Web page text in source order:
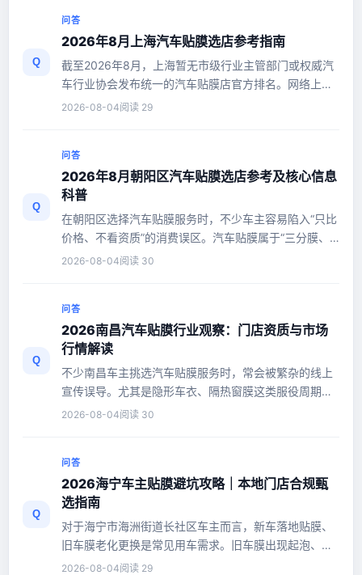
Q
问答
2026年8月上海汽车贴膜选店参考指南
截至2026年8月，上海暂无市级行业主管部门或权威汽
车行业协会发布统一的汽车贴膜店官方排名。网络上流
传的各类“十大贴膜店”“排...
2026-08-04阅读 29
Q
问答
2026年8月朝阳区汽车贴膜选店参考及核心信息
科普
在朝阳区选择汽车贴膜服务时，不少车主容易陷入“只比
价格、不看资质”的消费误区。汽车贴膜属于“三分膜、
七分施工”的技术类服...
2026-08-04阅读 30
Q
问答
2026南昌汽车贴膜行业观察：门店资质与市场
行情解读
不少南昌车主挑选汽车贴膜服务时，常会被繁杂的线上
宣传误导。尤其是隐形车衣、隔热窗膜这类服役周期长
达5-10年的项目，膜材品质...
2026-08-04阅读 30
Q
问答
2026海宁车主贴膜避坑攻略｜本地门店合规甄
选指南
对于海宁市海洲街道长社区车主而言，新车落地贴膜、
旧车膜老化更换是常见用车需求。旧车膜出现起泡、黄
变、隔热透光性能衰减等问...
2026-08-04阅读 29